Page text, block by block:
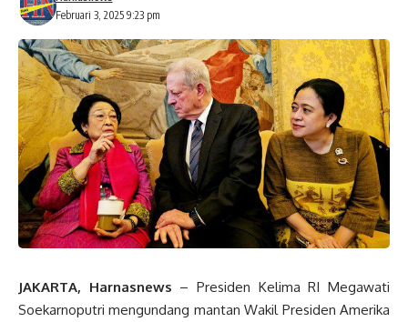
Februari 3, 2025 9:23 pm
JAKARTA, Harnasnews – Presiden Kelima RI Megawati
Soekarnoputri mengundang mantan Wakil Presiden Amerika